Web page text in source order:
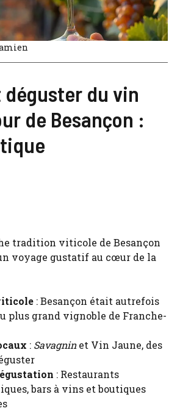
déguster du vin
de Besançon :
tradition viticole de Besançon
voyage gustatif au cœur de la
: Besançon était autrefois
plus grand vignoble de Franche-
: Savagninet Vin Jaune, des
: Restaurants
bars à vins et boutiques